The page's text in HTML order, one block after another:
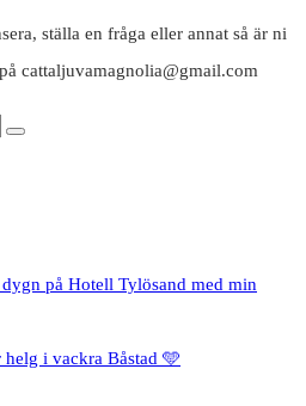
ställa en fråga eller annat så är ni
cattaljuvamagnolia@gmail.com
på Hotell Tylösand med min
i vackra Båstad 🩵